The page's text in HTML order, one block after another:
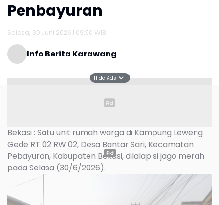
Penbayuran
Selasa, 30 Juni 2026 | 09:50 WIB
Info Berita Karawang
Bekasi : Satu unit rumah warga di Kampung Leweng
Gede RT 02 RW 02, Desa Bantar Sari, Kecamatan
Pebayuran, Kabupaten Bekasi, dilalap si jago merah
pada Selasa (30/6/2026).
Hide Ads